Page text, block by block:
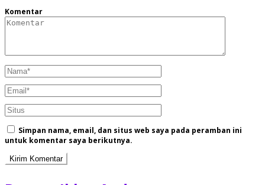
Komentar
Simpan nama, email, dan situs web saya pada peramban ini
untuk komentar saya berikutnya.